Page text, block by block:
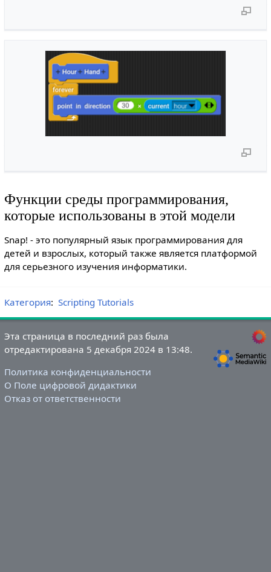
Функции среды программирования,
которые использованы в этой модели
Snap! - это популярный язык программирования для
детей и взрослых, который также является платформой
для серьезного изучения информатики.
Категория: Scripting Tutorials
Эта страница в последний раз была
отредактирована 5 декабря 2024 в 13:48.
Политика конфиденциальности
О Поле цифровой дидактики
Отказ от ответственности